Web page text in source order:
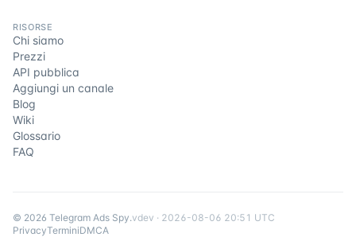
RISORSE
Chi siamo
Prezzi
API pubblica
Aggiungi un canale
Blog
Wiki
Glossario
FAQ
© 2026 Telegram Ads Spy.vdev · 2026-08-06 20:51 UTC
PrivacyTerminiDMCA